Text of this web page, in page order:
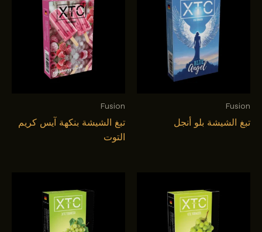
Fusion
تبغ الشيشة بلو أنجل
Fusion
تبغ الشيشة بنكهة آيس كريم
التوت